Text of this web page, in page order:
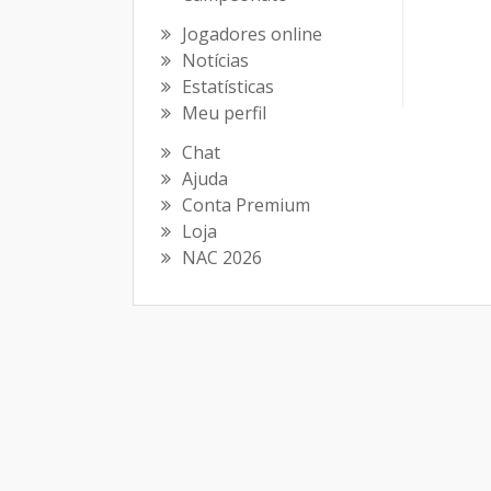
Jogadores online
Notícias
Estatísticas
Meu perfil
Chat
Ajuda
Conta Premium
Loja
NAC 2026